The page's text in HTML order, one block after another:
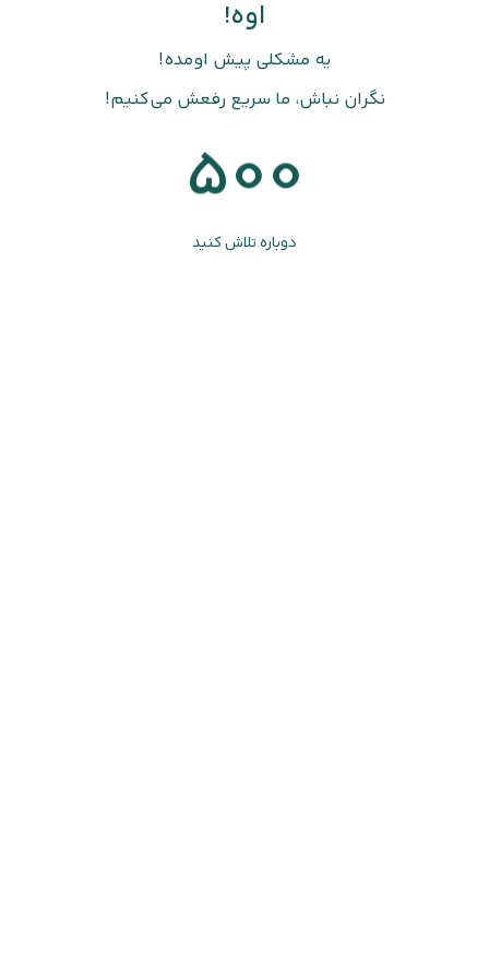
اوه!
یه مشکلی پیش اومده!
نگران نباش، ما سریع رفعش می‌کنیم!
500
دوباره تلاش کنید